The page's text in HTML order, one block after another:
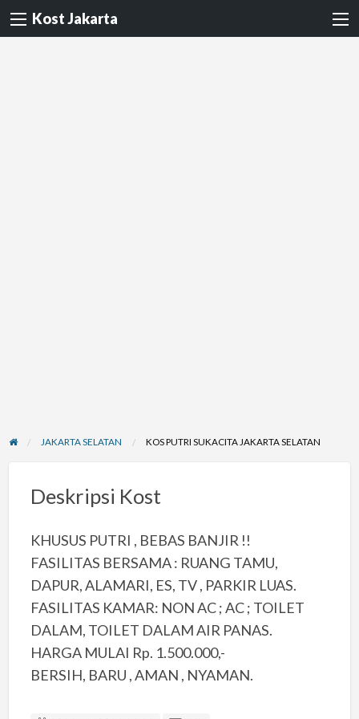
Kost Jakarta
JAKARTA SELATAN KOS PUTRI SUKACITA JAKARTA SELATAN
Deskripsi Kost
KHUSUS PUTRI , BEBAS BANJIR !!
FASILITAS BERSAMA : RUANG TAMU,
DAPUR, ALAMARI, ES, TV , PARKIR LUAS.
FASILITAS KAMAR: NON AC ; AC ; TOILET
DALAM, TOILET DALAM AIR PANAS.
HARGA MULAI Rp. 1.500.000,-
BERSIH, BARU , AMAN , NYAMAN.